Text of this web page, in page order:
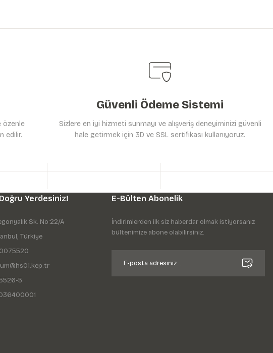
özenle
edilir.
Güvenli Ödeme Sistemi
Sizlere en iyi hizmeti sunmayı ve alışveriş deneyiminizi güvenli
hale getirmek için 3D ve SSL sertifikası kullanıyoruz.
Yerdesiniz!
Sk. No:22/A
Türkiye
5
E-Bülten Abonelik
İndirimlerden ilk siz haberdar olmak istiyorsanız
bültenimize abone olabilirsiniz.